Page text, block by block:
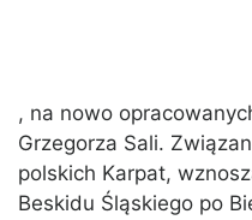
, na nowo
Grzegorza Sali.
polskich Karpat,
Beskidu Śląskiego po